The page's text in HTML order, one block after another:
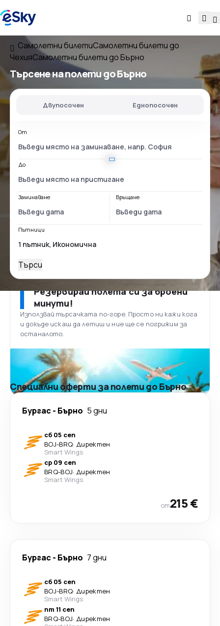
Самолетни билетиСамолетни билети до
ЧехияСамолетни билети до Бърно
Търсене на полети до Бърно
Двупосочен Еднопосочен
От
До
Заминаване Връщане
Пътници
Търси
Резервирай полета си за броени
минути!
Използвай търсачката по-горе. Просто ни кажи кога
и докъде искаш да летиш и ние ще се погрижим за
останалото.
Специални оферти за полети до Бърно
Бургас - Бърно 5 дни
сб 05 сеп
BOJ-BRQ· Директен
Smart Wings
ср 09 сеп
BRQ-BOJ· Директен
Smart Wings
от215 €
Бургас - Бърно 7 дни
сб 05 сеп
BOJ-BRQ· Директен
Smart Wings
пт 11 сеп
BRQ-BOJ· Директен